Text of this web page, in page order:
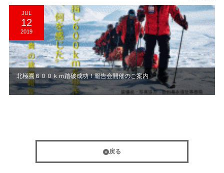
JUL
12
2019
北極圏６００ｋｍ踏破成功！報告会開催のご案内
戻る